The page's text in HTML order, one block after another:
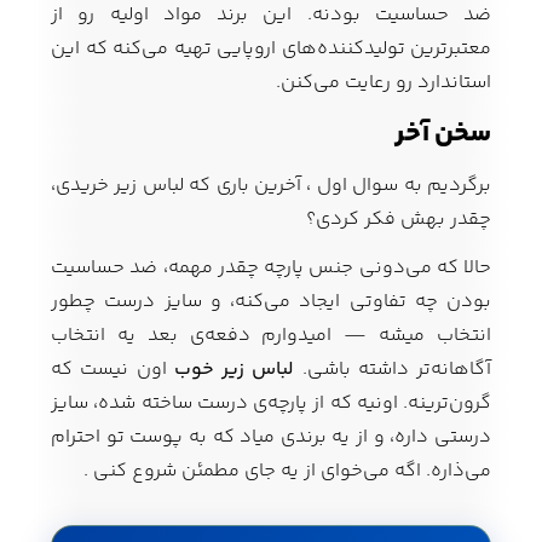
ضد حساسیت بودنه. این برند مواد اولیه رو از
معتبرترین تولیدکننده‌های اروپایی تهیه می‌کنه که این
استاندارد رو رعایت می‌کنن.
سخن آخر
برگردیم به سوال اول ، آخرین باری که لباس زیر خریدی،
چقدر بهش فکر کردی؟
حالا که می‌دونی جنس پارچه چقدر مهمه، ضد حساسیت
بودن چه تفاوتی ایجاد می‌کنه، و سایز درست چطور
انتخاب میشه — امیدوارم دفعه‌ی بعد یه انتخاب
آگاهانه‌تر داشته باشی. لباس زیر خوب اون نیست که
گرون‌ترینه. اونیه که از پارچه‌ی درست ساخته شده، سایز
درستی داره، و از یه برندی میاد که به پوست تو احترام
می‌ذاره. اگه می‌خوای از یه جای مطمئن شروع کنی .